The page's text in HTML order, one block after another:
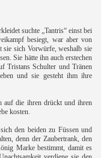
suchte „Tantris“ einst bei
besiegt, war aber von
sie sich Vorwürfe, weshalb sie
Sie hätte ihn auch erstechen
Tristans Schulter und Tränen
und sie gesteht ihm ihre
auf die ihren drückt und ihren
kosten.
den beiden zu Füssen und
denn der Zaubertrank, den
Marke bestimmt, damit es